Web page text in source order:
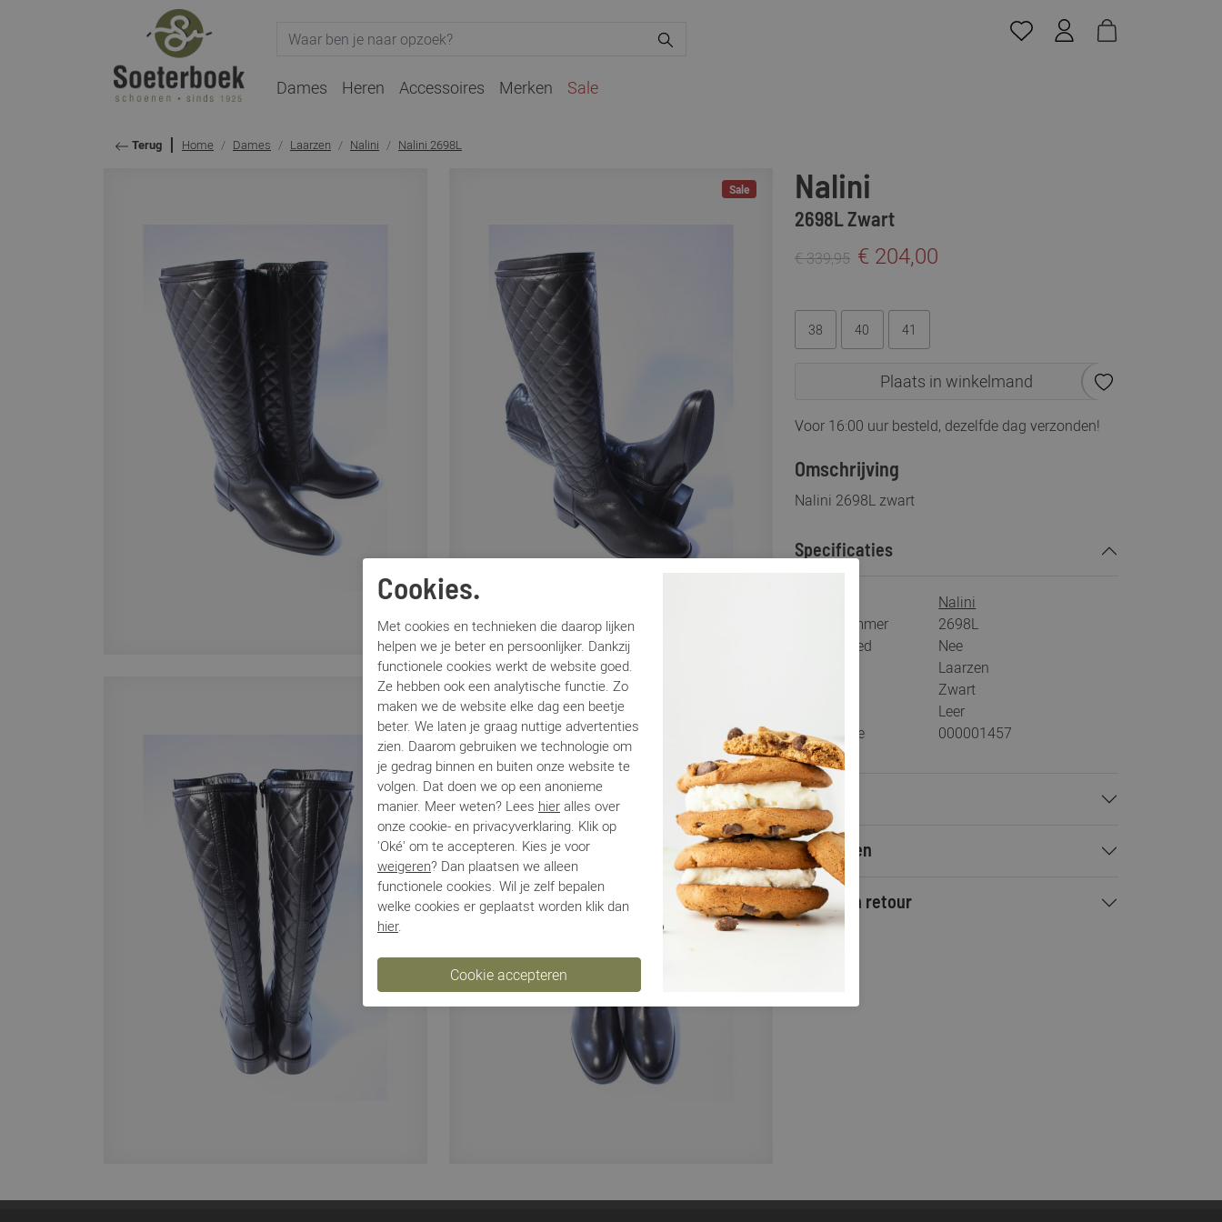
Dames Heren Accessoires Merken Sale
Terug Home Dames Laarzen Nalini Nalini 2698L
Sale Nalini
2698L Zwart
€ 339,95 € 204,00
38 40 41
Plaats in winkelmand
Voor 16:00 uur besteld, dezelfde dag verzonden!
Omschrijving
Nalini 2698L zwart
Specificaties
Nalini
Artikelnummer
2698L
Los voetbed
Nee
Laarzen
Zwart
Leer
Bestelcode
000001457
Betalen
Verzenden
Ruilen en retour
Cookies.
Met cookies en technieken die daarop lijken
helpen we je beter en persoonlijker. Dankzij
functionele cookies werkt de website goed.
Ze hebben ook een analytische functie. Zo
maken we de website elke dag een beetje
beter. We laten je graag nuttige advertenties
zien. Daarom gebruiken we technologie om
je gedrag binnen en buiten onze website te
volgen. Dat doen we op een anonieme
manier. Meer weten? Lees hier alles over
onze cookie- en privacyverklaring. Klik op
'Oké' om te accepteren. Kies je voor
weigeren? Dan plaatsen we alleen
functionele cookies. Wil je zelf bepalen
welke cookies er geplaatst worden klik dan
hier.